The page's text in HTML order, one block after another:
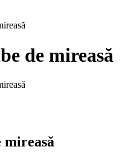
de mireasă